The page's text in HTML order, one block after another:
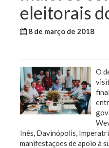
eleitorais
8 de março de 2018
O
Inês, Davinópolis,
manifestações de apoio à